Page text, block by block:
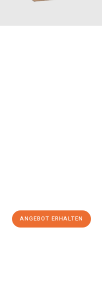
ANGEBOT ERHALTEN